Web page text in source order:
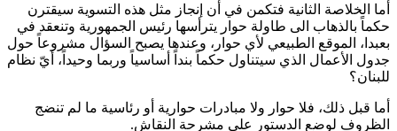
أما الخلاصة الثانية فتكمن في أن إنجاز مثل هذه التسوية سيقترن
حكماً بالذهاب الى طاولة حوار يترأسها رئيس الجمهورية وتنعقد في
بعبدا، الموقع الطبيعي لأي حوار، وعندها يصبح السؤال مشروعاً حول
جدول الأعمال الذي سيتناول حكماً بنداً أساسياً وربما وحيداً، أيّ نظام
للبنان؟
أما قبل ذلك، فلا حوار ولا مبادرات حوارية أو رئاسية ما لم تنضج
الظروف لوضع الدستور على مشرحة النقاش.